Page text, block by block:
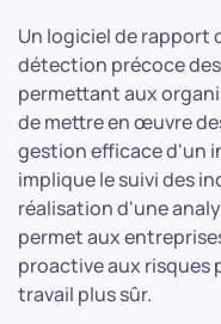
Un logiciel de rapport
détection précoce
permettant aux
de mettre en œuvre
gestion efficace d'un
implique le suivi des
réalisation d'une
permet aux
proactive aux risques
travail plus sûr.